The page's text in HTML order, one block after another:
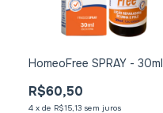
HomeoFree SPRAY - 30ml
R$60,50
4 x de R$15,13 sem juros